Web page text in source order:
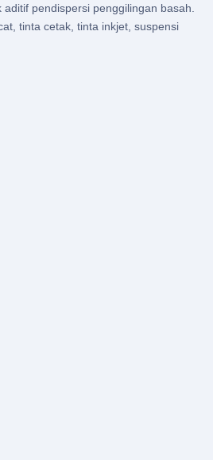
pendispersi penggilingan basah.
tinta cetak, tinta inkjet, suspensi